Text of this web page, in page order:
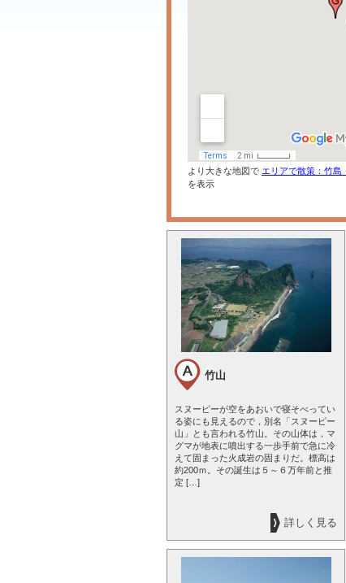
より大きな地図で エリアで散策：竹島
を表示
竹山
スヌーピーが空をあおいで寝そべってい
る姿にも見えるので，別名「スヌーピー
山」とも言われる竹山。その山体は，マ
グマが地表に噴出する一歩手前で急に冷
えて固まった火成岩の固まりだ。標高は
約200ｍ。その誕生は５～６万年前と推
定 […]
詳しく見る